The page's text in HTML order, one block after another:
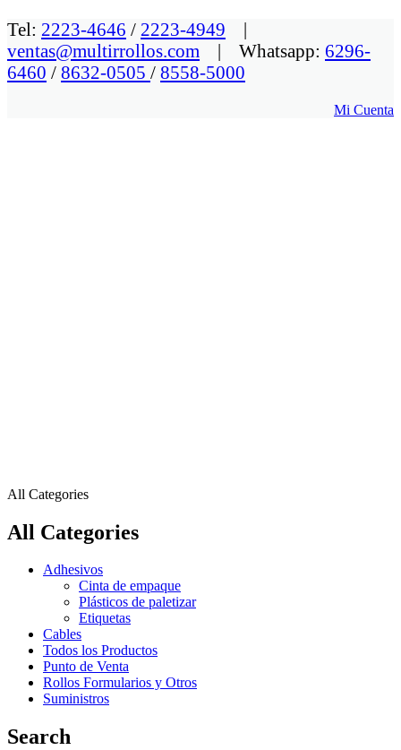
Tel: 2223-4646 / 2223-4949 |
ventas@multirrollos.com | Whatsapp: 6296-
6460 / 8632-0505 / 8558-5000
Mi Cuenta
All Categories
All Categories
Adhesivos
Cinta de empaque
Plásticos de paletizar
Etiquetas
Cables
Todos los Productos
Punto de Venta
Rollos Formularios y Otros
Suministros
Search